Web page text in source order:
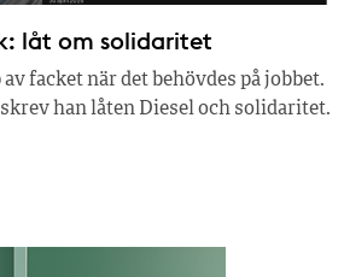
låt om solidaritet
facket när det behövdes på jobbet.
han låten Diesel och solidaritet.